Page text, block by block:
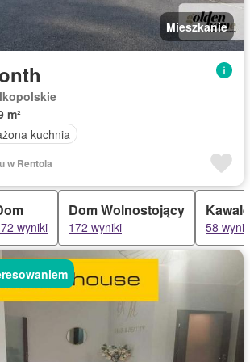
Mieszkanie
m²
kuchnia
w Rentola
wyniki
Dom Wolnostojący
172 wyniki 58